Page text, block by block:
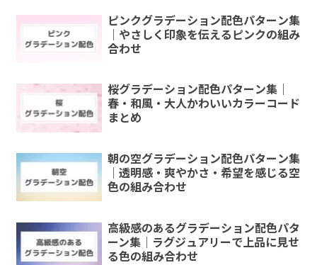
ピンクグラデーション配色パターン集
｜やさしく印象を伝えるピンクの組み
合わせ
桜グラデーション配色パターン集｜
春・和風・大人かわいいカラーコード
まとめ
朝の空グラデーション配色パターン集
｜透明感・爽やかさ・希望を感じる空
色の組み合わせ
高級感のあるグラデーション配色パタ
ーン集｜ラグジュアリーで上品に見せ
る色の組み合わせ